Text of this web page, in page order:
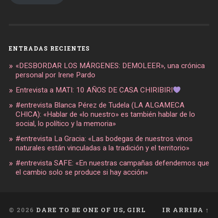
ENTRADAS RECIENTES
«DESBORDAR LOS MÁRGENES: DEMOLEER», una crónica
personal por Irene Pardo
Entrevista a MATI: 10 AÑOS DE CASA CHIRIBIRI
#entrevista Blanca Pérez de Tudela (LA ALGAMECA
CHICA): «Hablar de «lo nuestro» es también hablar de lo
social, lo político y la memoria»
#entrevista La Gracia: «Las bodegas de nuestros vinos
naturales están vinculadas a la tradición y el territorio»
#entrevista SAFE: «En nuestras campañas defendemos que
el cambio solo se produce si hay acción»
© 2026 DARE TO BE ONE OF US, GIRL IR ARRIBA ↑